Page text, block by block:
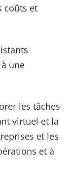
coûts et
une
les tâches
virtuel et la
et les
et à